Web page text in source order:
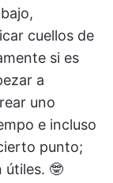
cuellos de
si es
a
uno
e incluso
punto;
útiles. 🤓